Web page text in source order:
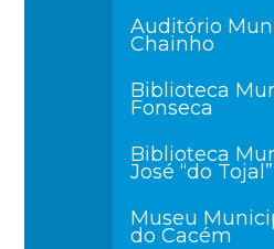
Auditório
Chainho
Biblioteca
Fonseca
Biblioteca
José “do Tojal”
Museu
do Cacém